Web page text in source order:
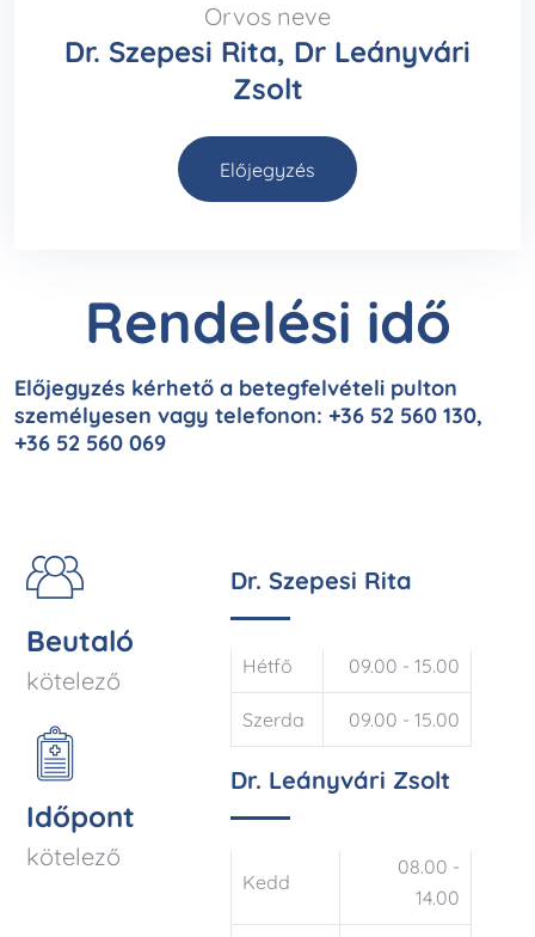
Orvos neve
Dr. Szepesi Rita, Dr Leányvári
Zsolt
Előjegyzés
Rendelési idő
Előjegyzés kérhető a betegfelvételi pulton
személyesen vagy telefonon: +36 52 560 130,
+36 52 560 069
Beutaló
kötelező
Időpont
kötelező
Dr. Szepesi Rita
Hétfő 09.00 - 15.00
Szerda 09.00 - 15.00
Dr. Leányvári Zsolt
Kedd
08.00 -
14.00